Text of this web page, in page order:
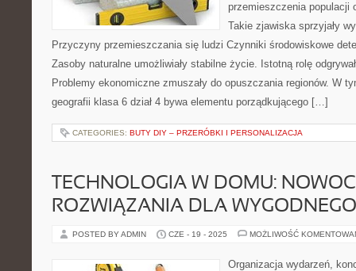
przemieszczenia populacji
Takie zjawiska sprzyjały
Przyczyny przemieszczania się ludzi Czynniki środowiskowe
Zasoby naturalne umożliwiały stabilne życie. Istotną rolę
Problemy ekonomiczne zmuszały do opuszczania regionów. W
geografii klasa 6 dział 4 bywa elementu porządkującego […]
CATEGORIES: BUTY DIY – PRZERÓBKI I PERSONALIZACJA
TECHNOLOGIA W DOMU:
ROZWIĄZANIA DLA
POSTED BY ADMIN CZE - 19 - 2025 MOŻLIWOŚĆ
Organizacja wydarzeń,